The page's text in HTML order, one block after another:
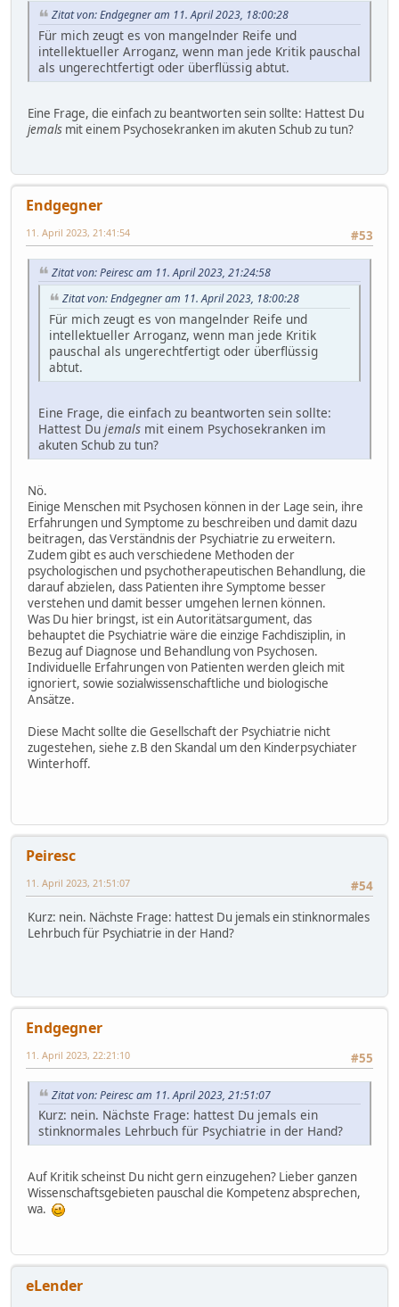
Zitat von: Endgegner am 11. April 2023, 18:00:28
Für mich zeugt es von mangelnder Reife und
intellektueller Arroganz, wenn man jede Kritik pauschal
als ungerechtfertigt oder überflüssig abtut.
Eine Frage, die einfach zu beantworten sein sollte: Hattest Du
jemals mit einem Psychosekranken im akuten Schub zu tun?
Endgegner
#53
11. April 2023, 21:41:54
Zitat von: Peiresc am 11. April 2023, 21:24:58
Zitat von: Endgegner am 11. April 2023, 18:00:28
Für mich zeugt es von mangelnder Reife und
intellektueller Arroganz, wenn man jede Kritik
pauschal als ungerechtfertigt oder überflüssig
abtut.
Eine Frage, die einfach zu beantworten sein sollte:
Hattest Du jemals mit einem Psychosekranken im
akuten Schub zu tun?
Nö.
Einige Menschen mit Psychosen können in der Lage sein, ihre
Erfahrungen und Symptome zu beschreiben und damit dazu
beitragen, das Verständnis der Psychiatrie zu erweitern.
Zudem gibt es auch verschiedene Methoden der
psychologischen und psychotherapeutischen Behandlung, die
darauf abzielen, dass Patienten ihre Symptome besser
verstehen und damit besser umgehen lernen können.
Was Du hier bringst, ist ein Autoritätsargument, das
behauptet die Psychiatrie wäre die einzige Fachdisziplin, in
Bezug auf Diagnose und Behandlung von Psychosen.
Individuelle Erfahrungen von Patienten werden gleich mit
ignoriert, sowie sozialwissenschaftliche und biologische
Ansätze.
Diese Macht sollte die Gesellschaft der Psychiatrie nicht
zugestehen, siehe z.B den Skandal um den Kinderpsychiater
Winterhoff.
Peiresc
#54
11. April 2023, 21:51:07
Kurz: nein. Nächste Frage: hattest Du jemals ein stinknormales
Lehrbuch für Psychiatrie in der Hand?
Endgegner
#55
11. April 2023, 22:21:10
Zitat von: Peiresc am 11. April 2023, 21:51:07
Kurz: nein. Nächste Frage: hattest Du jemals ein
stinknormales Lehrbuch für Psychiatrie in der Hand?
Auf Kritik scheinst Du nicht gern einzugehen? Lieber ganzen
Wissenschaftsgebieten pauschal die Kompetenz absprechen,
wa.
eLender